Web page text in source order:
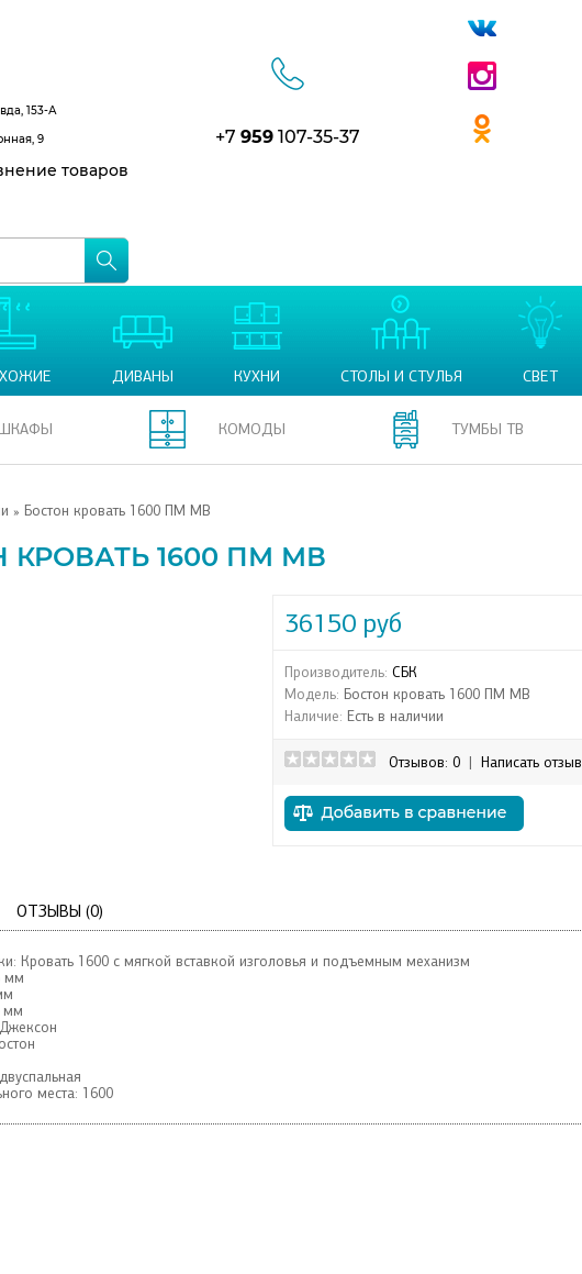
153-А
9
+7 959 107-35-37
товаров
ДИВАНЫ КУХНИ СТОЛЫ И СТУЛЬЯ СВЕТ
КОМОДЫ ТУМБЫ ТВ
» Бостон кровать 1600 ПМ МВ
КРОВАТЬ 1600 ПМ МВ
36150 руб
Производитель: СБК
Модель: Бостон кровать 1600 ПМ МВ
Наличие: Есть в наличии
Отзывов: 0 Написать отзыв
ОТЗЫВЫ (0)
Кровать 1600 с мягкой вставкой изголовья и подъемным механизм
мм
мм
двуспальная
места: 1600